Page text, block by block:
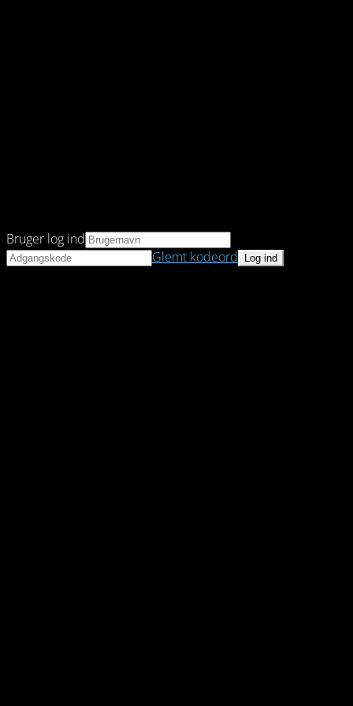
Bruger log ind
Glemt kodeord